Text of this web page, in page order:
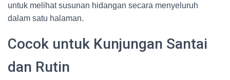
untuk melihat susunan hidangan secara menyeluruh
dalam satu halaman.
Cocok untuk Kunjungan Santai
dan Rutin